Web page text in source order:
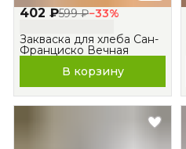
402 ₽599 ₽−33%
Закваска для хлеба Сан-
Франциско Вечная
В корзину